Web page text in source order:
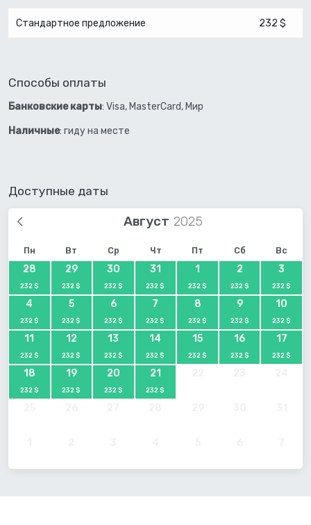
Стандартное предложение 232 $
Способы оплаты
Банковские карты: Visa, MasterCard, Мир
Наличные: гиду на месте
Доступные даты
Август
Пн Вт Ср Чт Пт Сб Вс
28
232 $
29
232 $
30
232 $
31
232 $
1
232 $
2
232 $
3
232 $
4
232 $
5
232 $
6
232 $
7
232 $
8
232 $
9
232 $
10
232 $
11
232 $
12
232 $
13
232 $
14
232 $
15
232 $
16
232 $
17
232 $
18
232 $
19
232 $
20
232 $
21
232 $